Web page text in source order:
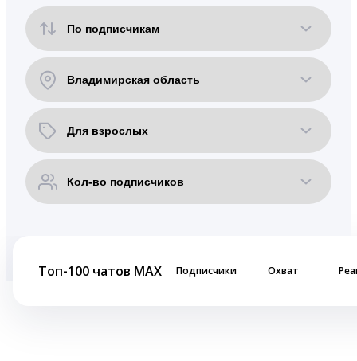
Топ-100 чатов MAX Подписчики Охват